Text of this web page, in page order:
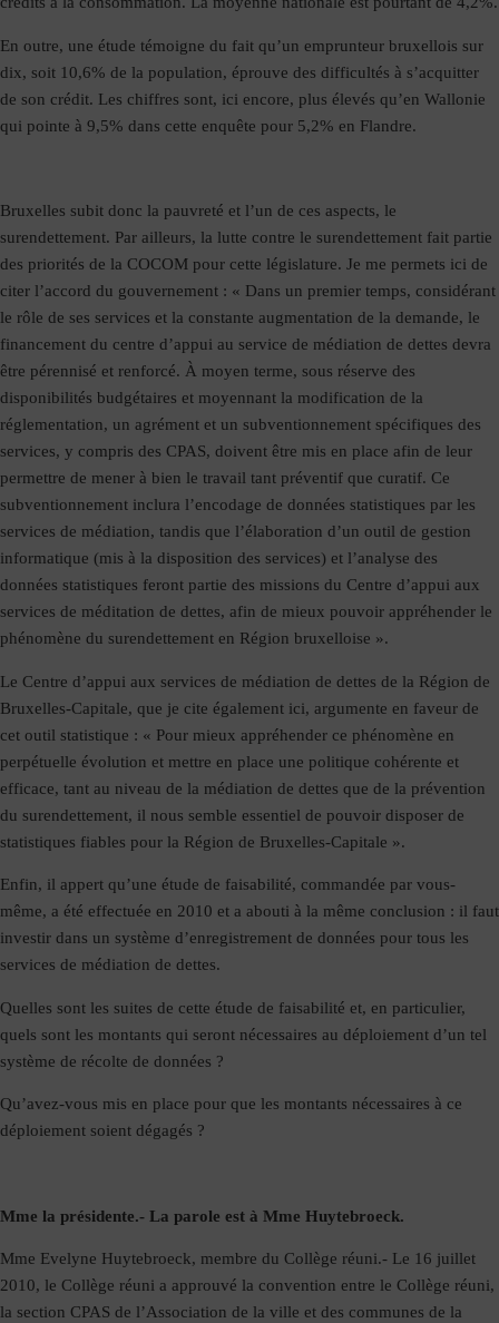
En outre, une étude témoigne du fait qu’un emprunteur bruxellois sur
dix, soit 10,6% de la population, éprouve des difficultés à s’acquitter
de son crédit. Les chiffres sont, ici encore, plus élevés qu’en Wallonie
qui pointe à 9,5% dans cette enquête pour 5,2% en Flandre.
Bruxelles subit donc la pauvreté et l’un de ces aspects, le
surendettement. Par ailleurs, la lutte contre le surendettement fait partie
des priorités de la COCOM pour cette législature. Je me permets ici de
citer l’accord du gouvernement : « Dans un premier temps, considérant
le rôle de ses services et la constante augmentation de la demande, le
financement du centre d’appui au service de médiation de dettes devra
être pérennisé et renforcé. À moyen terme, sous réserve des
disponibilités budgétaires et moyennant la modification de la
réglementation, un agrément et un subventionnement spécifiques des
services, y compris des CPAS, doivent être mis en place afin de leur
permettre de mener à bien le travail tant préventif que curatif. Ce
subventionnement inclura l’encodage de données statistiques par les
services de médiation, tandis que l’élaboration d’un outil de gestion
informatique (mis à la disposition des services) et l’analyse des
données statistiques feront partie des missions du Centre d’appui aux
services de méditation de dettes, afin de mieux pouvoir appréhender le
phénomène du surendettement en Région bruxelloise ».
Le Centre d’appui aux services de médiation de dettes de la Région de
Bruxelles-Capitale, que je cite également ici, argumente en faveur de
cet outil statistique : « Pour mieux appréhender ce phénomène en
perpétuelle évolution et mettre en place une politique cohérente et
efficace, tant au niveau de la médiation de dettes que de la prévention
du surendettement, il nous semble essentiel de pouvoir disposer de
statistiques fiables pour la Région de Bruxelles-Capitale ».
Enfin, il appert qu’une étude de faisabilité, commandée par vous-
même, a été effectuée en 2010 et a abouti à la même conclusion : il faut
investir dans un système d’enregistrement de données pour tous les
services de médiation de dettes.
Quelles sont les suites de cette étude de faisabilité et, en particulier,
quels sont les montants qui seront nécessaires au déploiement d’un tel
système de récolte de données ?
Qu’avez-vous mis en place pour que les montants nécessaires à ce
déploiement soient dégagés ?
Mme la présidente.- La parole est à Mme Huytebroeck.
Mme Evelyne Huytebroeck, membre du Collège réuni.- Le 16 juillet
2010, le Collège réuni a approuvé la convention entre le Collège réuni,
la section CPAS de l’Association de la ville et des communes de la